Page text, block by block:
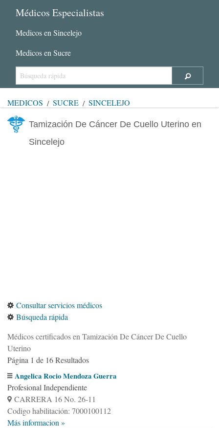
Médicos Especialistas
Medicos en Sincelejo
Medicos en Sucre
MÉDICOS SUCRE SINCELEJO
Tamización De Cáncer De Cuello Uterino en
Sincelejo
Consultar servicios médicos
Búsqueda rápida
Médicos certificados en Tamización De Cáncer De Cuello
Uterino
Página 1 de 16 Resultados
Angelica Rocio Mendoza Guerra
Profesional Independiente
CARRERA 16 No. 26-11
Codigo habilitación: 7000100112
Más informacion »